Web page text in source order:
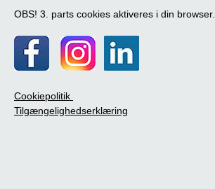
OBS! 3. parts cookies aktiveres i din browser.
Cookiepolitik
Tilgængelighedserklæring